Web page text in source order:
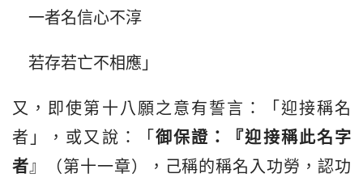
一者名信心不淳
若存若亡不相應」
又，即使第十八願之意有誓言：「迎接稱名
者」，或又說：「 御保證 ：『迎接稱此名字
者』（第十一章），己稱的稱名入功勞，認功